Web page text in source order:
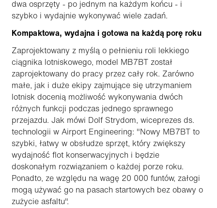
dwa osprzęty - po jednym na każdym końcu - i
szybko i wydajnie wykonywać wiele zadań.
Kompaktowa, wydajna i gotowa na każdą porę roku
Zaprojektowany z myślą o pełnieniu roli lekkiego
ciągnika lotniskowego, model MB7BT został
zaprojektowany do pracy przez cały rok. Zarówno
małe, jak i duże ekipy zajmujące się utrzymaniem
lotnisk docenią możliwość wykonywania dwóch
różnych funkcji podczas jednego sprawnego
przejazdu. Jak mówi Dolf Strydom, wiceprezes ds.
technologii w Airport Engineering: "Nowy MB7BT to
szybki, łatwy w obsłudze sprzęt, który zwiększy
wydajność flot konserwacyjnych i będzie
doskonałym rozwiązaniem o każdej porze roku.
Ponadto, ze względu na wagę 20 000 funtów, załogi
mogą używać go na pasach startowych bez obawy o
zużycie asfaltu".